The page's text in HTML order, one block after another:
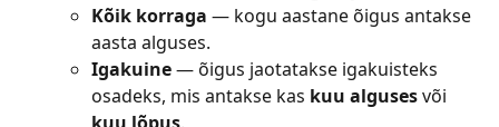
Kõik korraga — kogu aastane õigus antakse
aasta alguses.
Igakuine — õigus jaotatakse igakuisteks
osadeks, mis antakse kas kuu alguses või